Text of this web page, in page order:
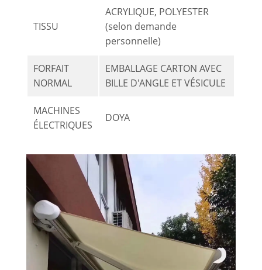
TISSU
ACRYLIQUE, POLYESTER
(selon demande
personnelle)
FORFAIT
NORMAL
EMBALLAGE CARTON AVEC
BILLE D'ANGLE ET VÉSICULE
MACHINES
ÉLECTRIQUES
DOYA